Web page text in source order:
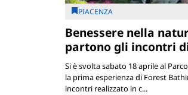
PIACENZA
Benessere nella
partono gli incontri
Si è svolta sabato 18 aprile al
la prima esperienza di Forest
incontri realizzato in c...